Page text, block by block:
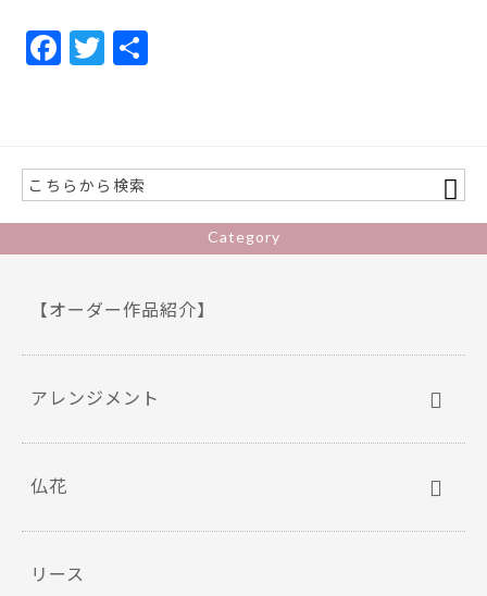
F
o
o
k
T
Category
【オーダー作品紹介】
アレンジメント
仏花
リース